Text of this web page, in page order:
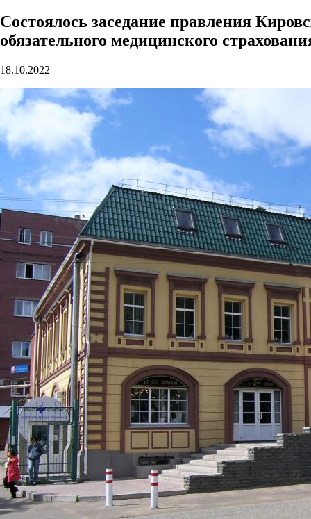
Состоялось заседание правления
обязательного медицинского
18.10.2022